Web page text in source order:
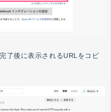
了後に表示されるURLをコピ